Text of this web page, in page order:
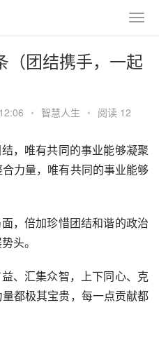
（团结携手，一起
• 智慧人生 • 阅读 12
，唯有共同的事业能够凝聚
力量，唯有共同的事业能够
，倍加珍惜团结和谐的政治
头。
、汇集众智，上下同心、克
都极其宝贵，每一点贡献都